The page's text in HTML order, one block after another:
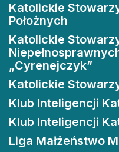
Katolickie
Położnych
Katolickie
„Cyrenejczyk”
Katolickie
Klub Inteligencji
Klub Inteligencji
Liga Małżeństwo